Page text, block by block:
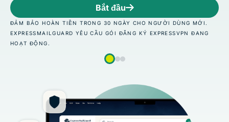
30 NGÀY CHO NGƯỜI DÙNG MỚI.
CẦU GÓI ĐĂNG KÝ EXPRESSVPN ĐANG
ĐẢM BẢO HOÀN